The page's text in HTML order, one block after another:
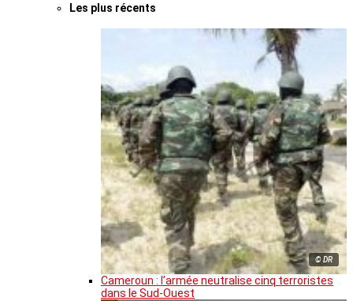
Les plus récents
© DR
Cameroun : l’armée neutralise cinq terroristes
dans le Sud-Ouest